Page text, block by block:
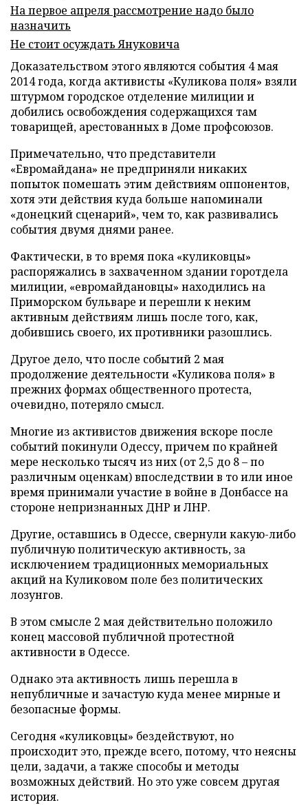
На первое апреля рассмотрение надо было
назначить
Не стоит осуждать Януковича
Доказательством этого являются события 4 мая
2014 года, когда активисты «Куликова поля» взяли
штурмом городское отделение милиции и
добились освобождения содержащихся там
товарищей, арестованных в Доме профсоюзов.
Примечательно, что представители
«Евромайдана» не предприняли никаких
попыток помешать этим действиям оппонентов,
хотя эти действия куда больше напоминали
«донецкий сценарий», чем то, как развивались
события двумя днями ранее.
Фактически, в то время пока «куликовцы»
распоряжались в захваченном здании горотдела
милиции, «евромайдановцы» находились на
Приморском бульваре и перешли к неким
активным действиям лишь после того, как,
добившись своего, их противники разошлись.
Другое дело, что после событий 2 мая
продолжение деятельности «Куликова поля» в
прежних формах общественного протеста,
очевидно, потеряло смысл.
Многие из активистов движения вскоре после
событий покинули Одессу, причем по крайней
мере несколько тысяч из них (от 2,5 до 8 – по
различным оценкам) впоследствии в то или иное
время принимали участие в войне в Донбассе на
стороне непризнанных ДНР и ЛНР.
Другие, оставшись в Одессе, свернули какую-либо
публичную политическую активность, за
исключением традиционных мемориальных
акций на Куликовом поле без политических
лозунгов.
В этом смысле 2 мая действительно положило
конец массовой публичной протестной
активности в Одессе.
Однако эта активность лишь перешла в
непубличные и зачастую куда менее мирные и
безопасные формы.
Сегодня «куликовцы» бездействуют, но
происходит это, прежде всего, потому, что неясны
цели, задачи, а также способы и методы
возможных действий. Но это уже совсем другая
история.